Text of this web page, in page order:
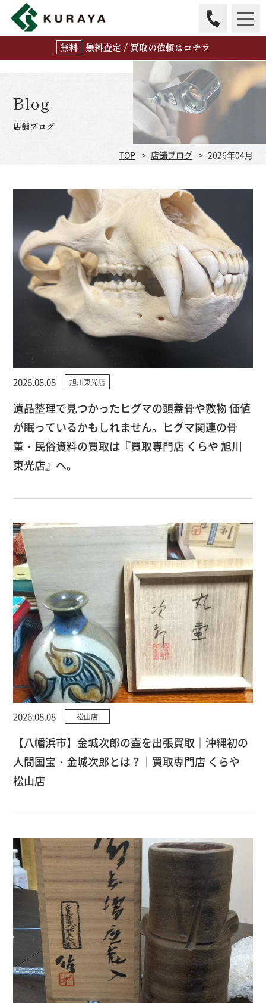
無料査定 / 買取の依頼はコチラ
Blog
店舗ブログ
TOP 店舗ブログ 2026年04月
2026.08.08 旭川東光店
遺品整理で見つかったヒグマの頭蓋骨や敷物 価値
が眠っているかもしれません。ヒグマ関連の骨
董・民俗資料の買取は『買取専門店 くらや 旭川
東光店』へ。
2026.08.08 松山店
【八幡浜市】金城次郎の壷を出張買取｜沖縄初の
人間国宝・金城次郎とは？｜買取専門店 くらや
松山店